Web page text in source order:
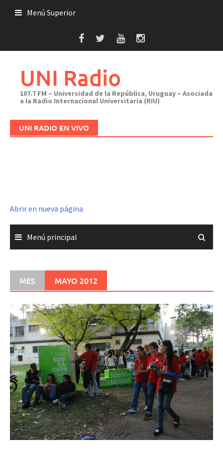
Menú Superior
UNI Radio
107.7 FM – Universidad de la República, Uruguay – Asociada
a la Radio Internacional Universitaria (RIU)
UNI RADIO EN VIVO
Abrir en nueva página
Menú principal
MES MAYO 2012